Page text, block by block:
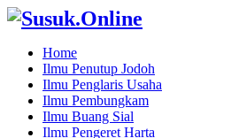
Home
Ilmu Penutup Jodoh
Ilmu Penglaris Usaha
Ilmu Pembungkam
Ilmu Buang Sial
Ilmu Pengeret Harta